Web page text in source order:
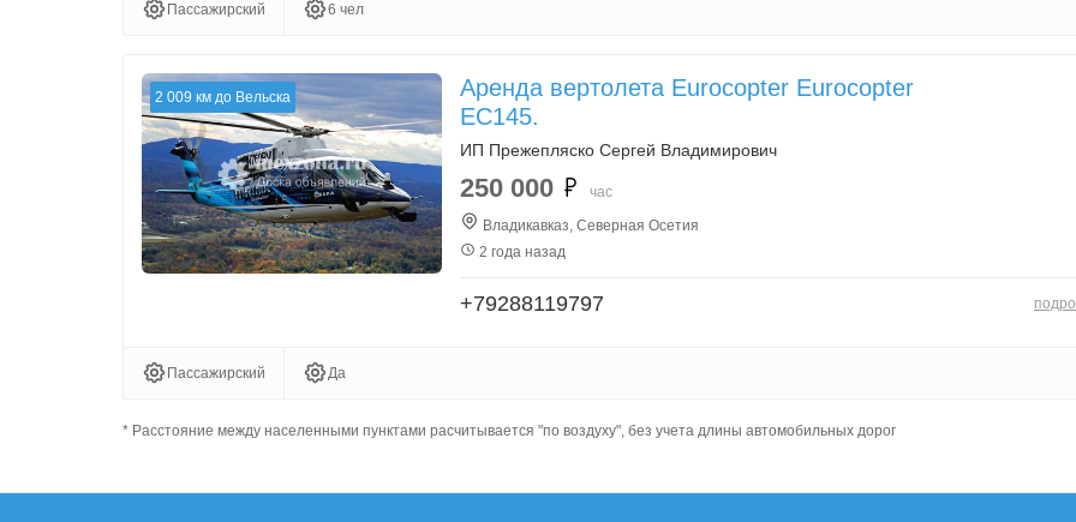
Пассажирский 6 чел
2 009 км до Вельска
Аренда вертолета Eurocopter Eurocopter
EC145.
ИП Прежепляско Сергей Владимирович
250 000
час
Владикавказ, Северная Осетия
2 года назад
+79288119797
Пассажирский Да
* Расстояние между населенными пунктами расчитывается "по воздуху", без учета длины автомобильных дорог